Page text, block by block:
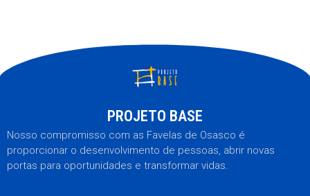
PROJETO BASE
Nosso compromisso com as Favelas de Osasco é
proporcionar o desenvolvimento de pessoas, abrir novas
portas para oportunidades e transformar vidas.